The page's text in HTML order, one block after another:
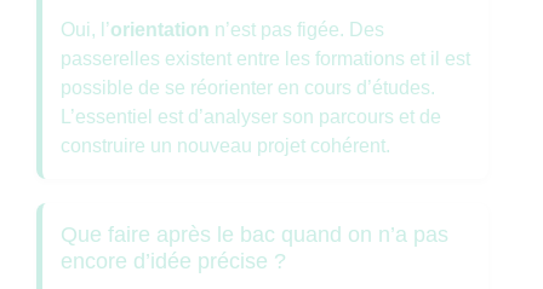
Oui, l’orientation n’est pas figée. Des
passerelles existent entre les formations et il est
possible de se réorienter en cours d’études.
L’essentiel est d’analyser son parcours et de
construire un nouveau projet cohérent.
Que faire après le bac quand on n’a pas
encore d’idée précise ?